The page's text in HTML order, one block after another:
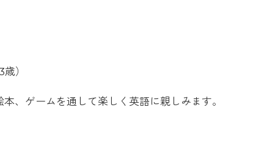
）
、ゲームを通して楽しく英語に親しみます。